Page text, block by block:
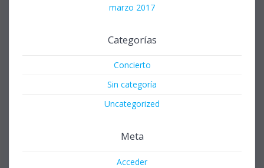
marzo 2017
Categorías
Concierto
Sin categoría
Uncategorized
Meta
Acceder